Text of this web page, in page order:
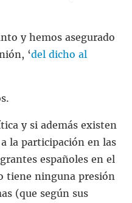
y hemos asegurado
‘del dicho al
y si además existen
la participación en las
españoles en el
tiene ninguna presión
(que según sus